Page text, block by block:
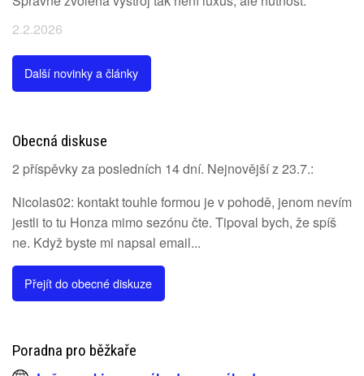
2.2.2026
Další novinky a články
Obecná diskuse
2 příspěvky za posledních 14 dní. Nejnovější z 23.7.:
Nicolas02: kontakt touhle formou je v pohodě, jenom nevím
jestli to tu Honza mimo sezónu čte. Tipoval bych, že spíš
ne. Když byste mi napsal email...
Přejít do obecné diskuze
Poradna pro běžkaře